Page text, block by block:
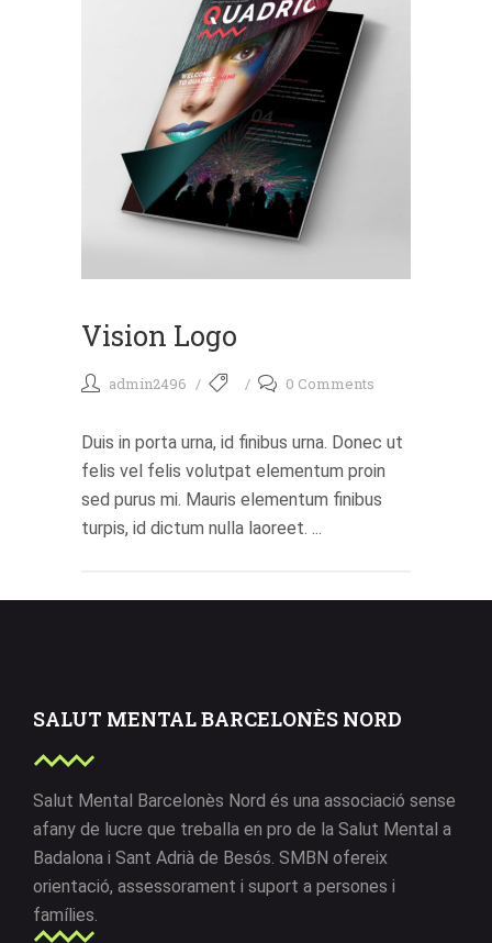
Vision Logo
admin2496 0 Comments
Duis in porta urna, id finibus urna. Donec ut
felis vel felis volutpat elementum proin
sed purus mi. Mauris elementum finibus
turpis, id dictum nulla laoreet. ...
SALUT MENTAL BARCELONÈS NORD
Salut Mental Barcelonès Nord és una associació sense
afany de lucre que treballa en pro de la Salut Mental a
Badalona i Sant Adrià de Besós. SMBN ofereix
orientació, assessorament i suport a persones i
famílies.